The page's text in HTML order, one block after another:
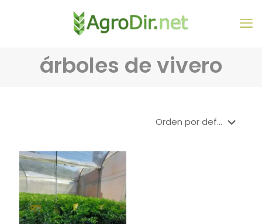
árboles de vivero